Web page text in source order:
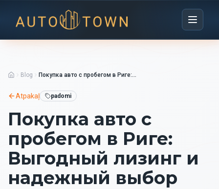
Blog Покупка авто с пробегом в Риге: Выгодный лизинг и надежный выбор
Atpakaļ padomi
Покупка авто с
пробегом в Риге:
Выгодный лизинг и
надежный выбор